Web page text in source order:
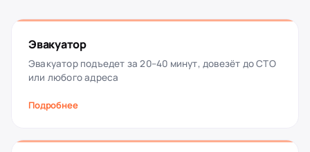
Эвакуатор
Эвакуатор подъедет за 20–40 минут, довезёт до СТО
или любого адреса
Подробнее